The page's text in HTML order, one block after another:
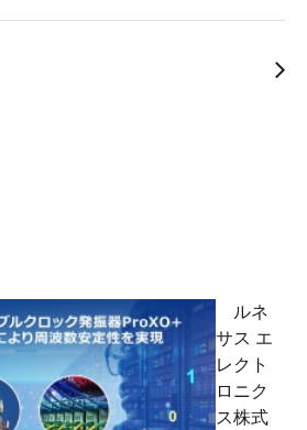
でフィールドで周波数
の周波数安定性、
タ性能を実現し、新た
するTCXO（温度補償
ルネ
サス エ
レクト
ロニク
ス株式